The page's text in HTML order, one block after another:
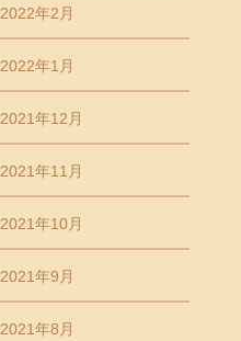
2022年2月
2022年1月
2021年12月
2021年11月
2021年10月
2021年9月
2021年8月